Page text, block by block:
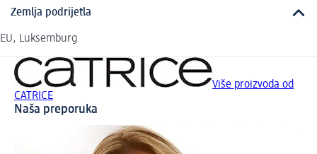
Zemlja podrijetla
EU, Luksemburg
Više proizvoda od
CATRICE
Naša preporuka